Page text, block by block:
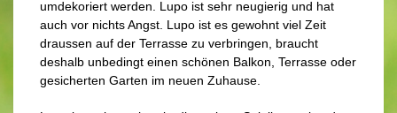
umdekoriert werden. Lupo ist sehr neugierig und hat
auch vor nichts Angst. Lupo ist es gewohnt viel Zeit
draussen auf der Terrasse zu verbringen, braucht
deshalb unbedingt einen schönen Balkon, Terrasse oder
gesicherten Garten im neuen Zuhause.